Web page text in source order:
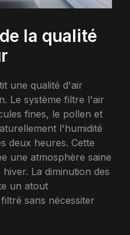
la qualité
une qualité d'air
Le système filtre l'air
fines, le pollen et
l'humidité
deux heures. Cette
une atmosphère saine
La diminution des
un atout
sans nécessiter